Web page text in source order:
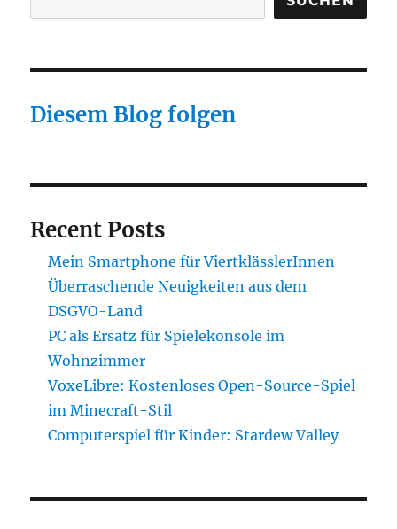
Diesem Blog folgen
Recent Posts
Mein Smartphone für ViertklässlerInnen
Überraschende Neuigkeiten aus dem
DSGVO-Land
PC als Ersatz für Spielekonsole im
Wohnzimmer
VoxeLibre: Kostenloses Open-Source-Spiel
im Minecraft-Stil
Computerspiel für Kinder: Stardew Valley